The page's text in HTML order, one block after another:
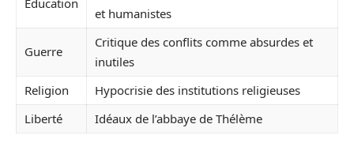
et humanistes
Guerre
Critique des conflits comme absurdes et
inutiles
Religion
Hypocrisie des institutions religieuses
Liberté
Idéaux de l’abbaye de Thélème